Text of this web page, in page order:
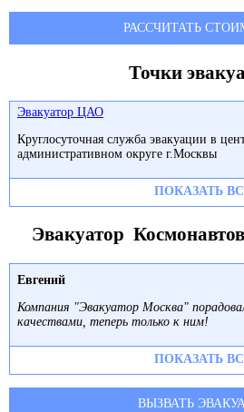
РАССЧИТАТЬ
Точки
Эвакуатор ЦАО
Круглосуточная служба эвакуации в
административном округе г.Москвы
ПОКАЗАТЬ
Эвакуатор
Евгений
Компания "Эвакуатор Москва"
качествами, теперь только к ним!
ПОКАЗАТЬ
ВЫЗВАТЬ